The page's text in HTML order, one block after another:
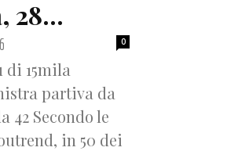
28...
0
15mila
partiva da
42 Secondo le
in 50 dei